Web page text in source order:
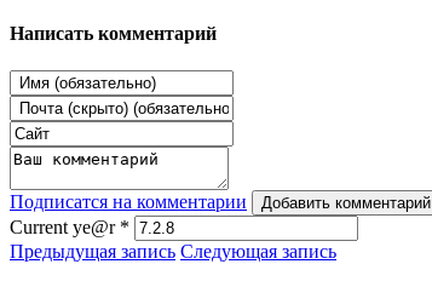
Написать комментарий
Подписатся на комментарии Добавить комментарий
Current ye@r *
Предыдущая запись Следующая запись